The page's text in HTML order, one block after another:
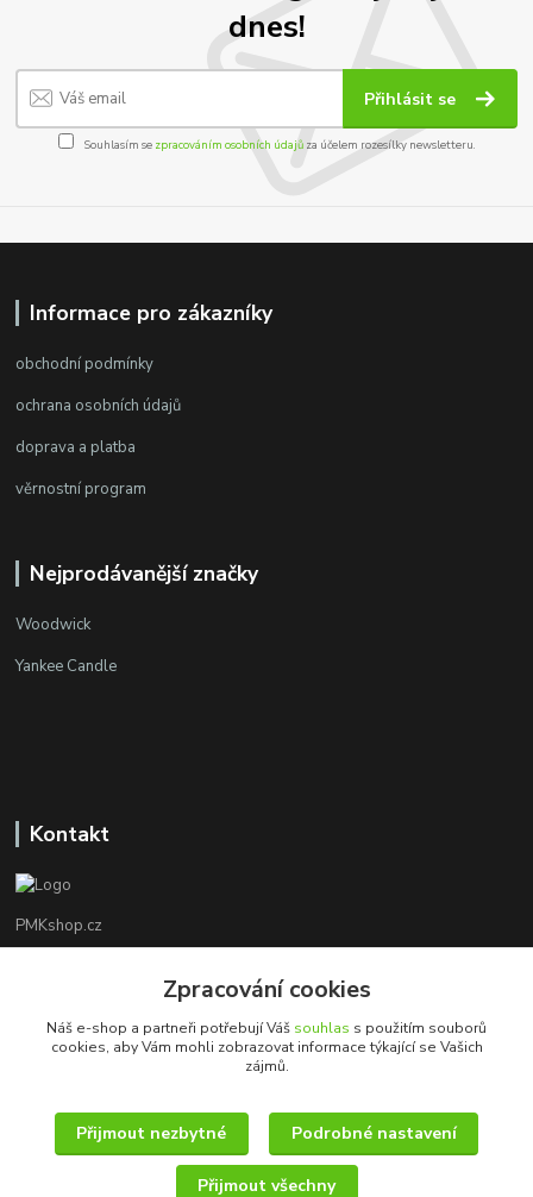
dnes!
Přihlásit se
Souhlasím se zpracováním osobních údajůza účelem rozesílky newsletteru.
Informace pro zákazníky
obchodní podmínky
ochrana osobních údajů
doprava a platba
věrnostní program
Nejprodávanější značky
Woodwick
Yankee Candle
Kontakt
PMKshop.cz
+420 728 830 042
info@pmkshop.cz
Zpracování cookies
Náš e-shop a partneři potřebují Váš souhlas s použitím souborů
cookies, aby Vám mohli zobrazovat informace týkající se Vašich
zájmů.
Přijmout nezbytné Podrobné nastavení
Přijmout všechny